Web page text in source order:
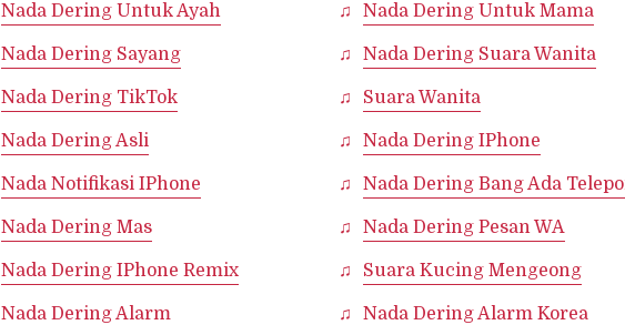
Nada Dering Untuk Ayah Nada Dering Untuk Mama
Nada Dering Sayang Nada Dering Suara Wanita
Nada Dering TikTok Suara Wanita
Nada Dering Asli Nada Dering IPhone
Nada Notifikasi IPhone Nada Dering Bang Ada
Nada Dering Mas Nada Dering Pesan WA
Nada Dering IPhone Remix Suara Kucing Mengeong
Nada Dering Alarm Nada Dering Alarm Korea